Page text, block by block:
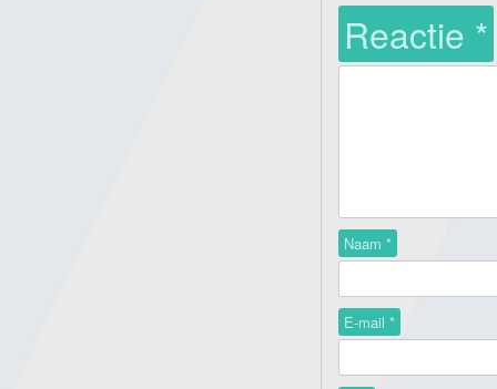
Reactie *
Naam *
E-mail *